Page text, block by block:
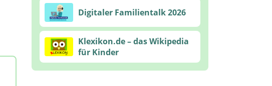
Digitaler Familientalk 2026
Klexikon.de – das Wikipedia
für Kinder